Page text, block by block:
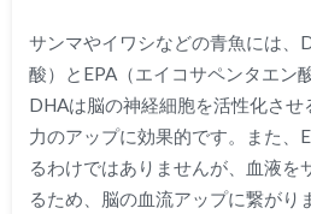
サンマやイワシなどの青魚には、
酸）とEPA（エイコサペンタエン
DHAは脳の神経細胞を活性化さ
力のアップに効果的です。また、
るわけではありませんが、血液を
るため、脳の血流アップに繋がり